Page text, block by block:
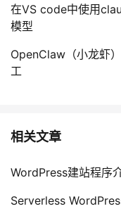
在VS code中使用
模型
OpenClaw（小龙虾
工
相关文章
WordPress建站程序
Serverless